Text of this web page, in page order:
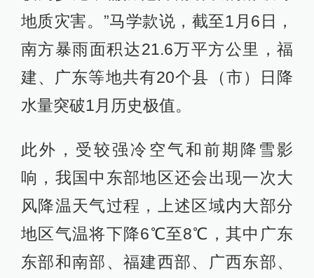
地质灾害。”马学款说，截至1月6日，
南方暴雨面积达21.6万平方公里，福
建、广东等地共有20个县（市）日降
水量突破1月历史极值。
此外，受较强冷空气和前期降雪影
响，我国中东部地区还会出现一次大
风降温天气过程，上述区域内大部分
地区气温将下降6℃至8℃，其中广东
东部和南部、福建西部、广西东部、